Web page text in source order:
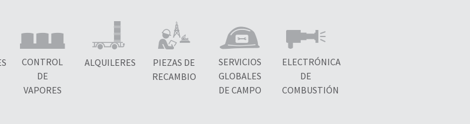
CONTROL
DE
VAPORES
ALQUILERES
PIEZAS DE
RECAMBIO
SERVICIOS
GLOBALES
DE CAMPO
ELECTRÓNICA
DE
COMBUSTIÓN